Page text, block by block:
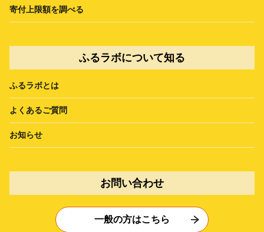
寄付上限額を調べる
ふるラボについて知る
ふるラボとは
よくあるご質問
お知らせ
お問い合わせ
一般の方はこちら